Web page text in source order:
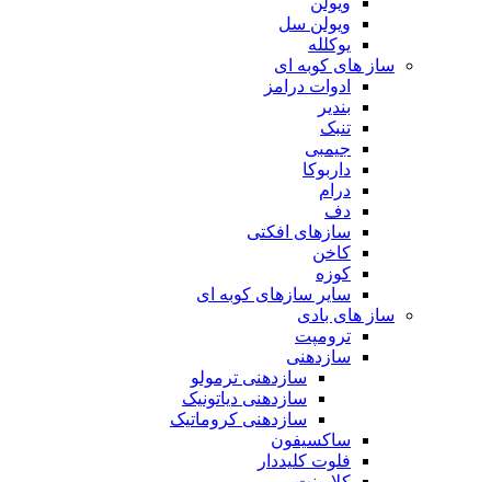
ویولن سل
یوکلله
ساز های کوبه ای
ادوات درامز
بندیر
تنبک
جیمبی
داربوکا
درام
دف
سازهای افکتی
کاخن
کوزه
سایر سازهای کوبه ای
ساز های بادی
ترومپت
سازدهنی
سازدهنی ترمولو
سازدهنی دیاتونیک
سازدهنی کروماتیک
ساکسیفون
فلوت کلیددار